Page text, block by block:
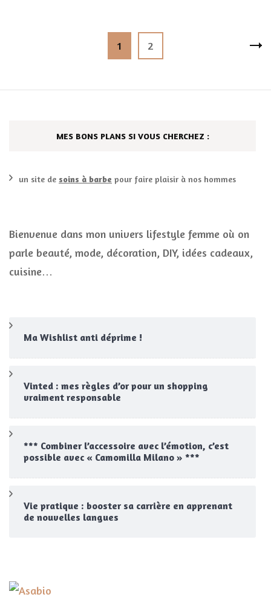
Page
1 Page
2
MES BONS PLANS SI VOUS CHERCHEZ :
un site de soins à barbe pour faire plaisir à nos hommes
Bienvenue dans mon univers lifestyle femme où on
parle beauté, mode, décoration, DIY, idées cadeaux,
cuisine…
Ma Wishlist anti déprime !
Vinted : mes règles d’or pour un shopping
vraiment responsable
*** Combiner l’accessoire avec l’émotion, c’est
possible avec « Camomilla Milano » ***
Vie pratique : booster sa carrière en apprenant
de nouvelles langues